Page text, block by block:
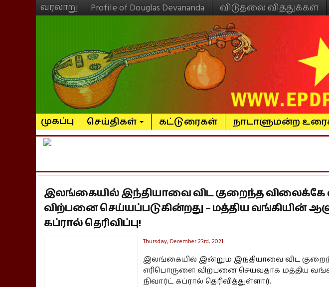
வரலாறு Profile of Douglas Devananda விடுதலை வித்துக்கள்
முகப்பு செய்திகள் கட்டுரைகள் நாடாளுமன்ற
இலங்கையில் இந்தியாவை விட குறைந்த விலைக்கே
விற்பனை செய்யப்படுகின்றது – மத்திய வங்கியின்
கப்ரால் தெரிவிப்பு!
Thursday, December 23rd, 2021
இலங்கையில் இன்றும் இந்தியாவை விட
எரிபொருளை விற்பனை செய்வதாக மத்திய
நிவார்ட் கப்ரால் தெரிவித்துள்ளார்.